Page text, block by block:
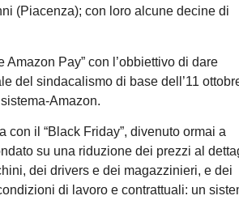
(Piacenza); con loro alcune decine di
Pay” con l’obbiettivo di dare
del sindacalismo di base dell’11
Amazon.
il “Black Friday”, divenuto ormai a
su una riduzione dei prezzi al
dei drivers e dei magazzinieri, e dei
di lavoro e contrattuali: un